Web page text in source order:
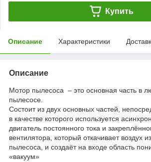
Купить
Описание Характеристики
Описание
Мотор пылесоса – это основная часть в
пылесосе.
Состоит из двух основных частей,
в качестве которого используется
двигатель постоянного тока и
вентилятора, который откачивает воздух
пылесоса, и создаёт на входе область
«вакуум»